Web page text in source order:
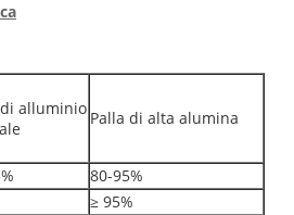
alluminio Palla di alta alumina
80-95%
≥ 95%